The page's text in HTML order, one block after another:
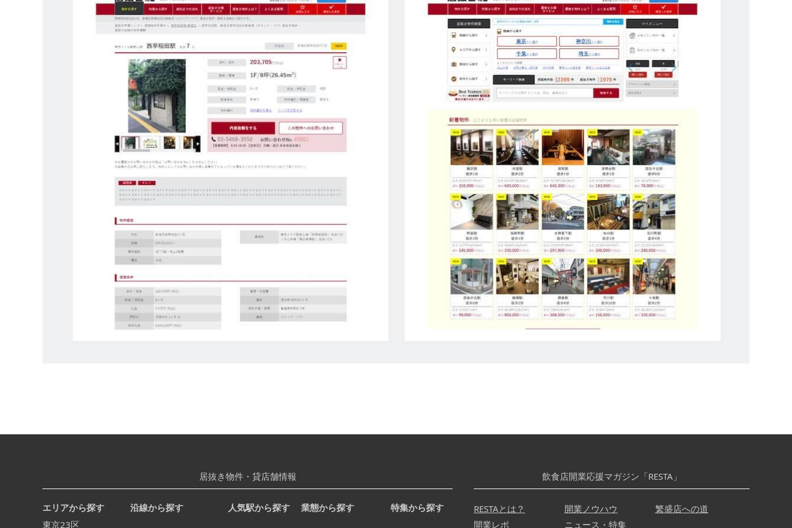
居抜き物件・貸店舗情報
エリアから探す
東京23区
沿線から探す 人気駅から探す 業態から探す 特集から探す
飲食店開業応援マガジン「RESTA」
RESTAとは？ 開業ノウハウ
繁盛店への道
開業レポ
ニュース・特集